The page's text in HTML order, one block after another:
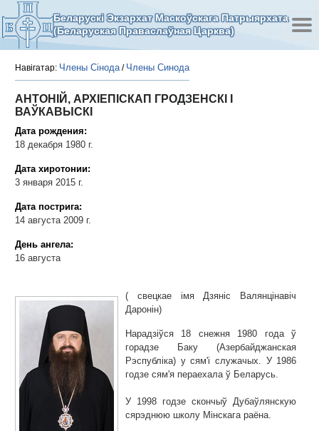
Беларускі Экзархат Маскоўскага Патрыярхата
(Беларуская Праваслаўная Царква)
Навігатар: Члены Сінода/ Члены Синода
АНТОНІЙ, АРХІЕПІСКАП ГРОДЗЕНСКІ І
ВАЎКАВЫСКІ
Дата рождения:
18 декабря 1980 г.
Дата хиротонии:
3 января 2015 г.
Дата пострига:
14 августа 2009 г.
День ангела:
16 августа
( свецкае імя Дзяніс Валянцінавіч
Даронін)
Нарадзіўся 18 снежня 1980 года ў
горадзе Баку (Азербайджанская
Рэспубліка) у сям'і служачых. У 1986
годзе сям'я пераехала ў Беларусь.
У 1998 годзе скончыў Дубаўлянскую
сярэднюю школу Мінскага раёна.